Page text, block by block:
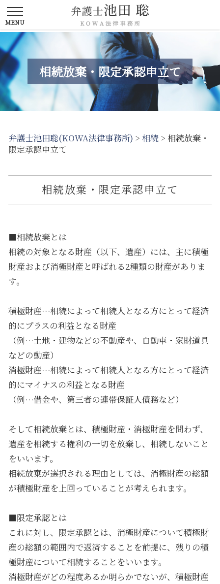
相続放棄・限定承認申立て
弁護士池田聡(KOWA法律事務所) > 相続 > 相続放棄・
限定承認申立て
相続放棄・限定承認申立て
■相続放棄とは
相続の対象となる財産（以下、遺産）には、主に積極
財産および消極財産と呼ばれる2種類の財産がありま
す。
積極財産…相続によって相続人となる方にとって経済
的にプラスの利益となる財産
（例…土地・建物などの不動産や、自動車・家財道具
などの動産）
消極財産…相続によって相続人となる方にとって経済
的にマイナスの利益となる財産
（例…借金や、第三者の連帯保証人債務など）
そして相続放棄とは、積極財産・消極財産を問わず、
遺産を相続する権利の一切を放棄し、相続しないこと
をいいます。
相続放棄が選択される理由としては、消極財産の総額
が積極財産を上回っていることが考えられます。
■限定承認とは
これに対し、限定承認とは、消極財産について積極財
産の総額の範囲内で返済することを前提に、残りの積
極財産について相続することをいいます。
消極財産がどの程度あるか明らかでないが、積極財産